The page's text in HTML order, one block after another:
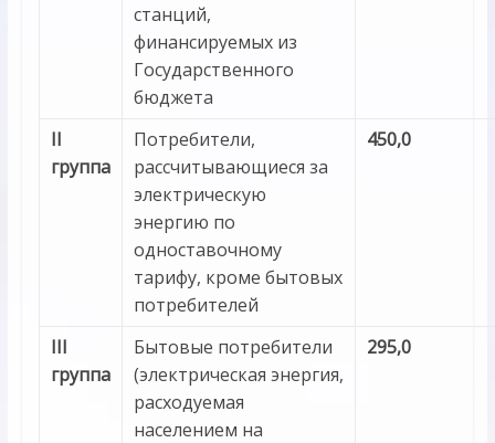
станций,
финансируемых из
Государственного
бюджета
II
группа
Потребители,
рассчитывающиеся за
электрическую
энергию по
одноставочному
тарифу, кроме бытовых
потребителей
450,0
III
группа
Бытовые потребители
(электрическая энергия,
расходуемая
населением на
295,0